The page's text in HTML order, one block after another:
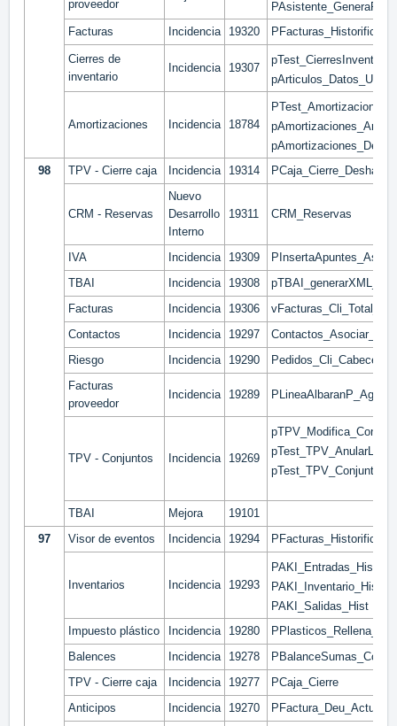
proveedor
Facturas
Incidencia 19320 PFacturas_Historificar
Cierres de
inventario
Incidencia 19307
Amortizaciones Incidencia 18784
98
TPV - Cierre caja Incidencia 19314 PCaja_Cierre_Deshacer
CRM - Reservas
Nuevo
Desarrollo
Interno
19311 CRM_Reservas
IVA Incidencia 19309
TBAI
Incidencia 19308
Facturas
Incidencia 19306
Contactos
Incidencia 19297
Riesgo
Incidencia 19290
Pedidos_Cli_Cabecera
Facturas
proveedor
Incidencia 19289
TPV - Conjuntos Incidencia 19269
pTest_TPV_AnularLinea
pTest_TPV_Conjuntos
TBAI Mejora
19101
97
Visor de eventos Incidencia 19294 PFacturas_Historificar
Inventarios Incidencia 19293
PAKI_Entradas_Hist
PAKI_Inventario_Hist
PAKI_Salidas_Hist
Impuesto plástico
Incidencia 19280
Balences
Incidencia 19278
TPV - Cierre caja
Incidencia 19277
PCaja_Cierre
Anticipos
Incidencia 19270